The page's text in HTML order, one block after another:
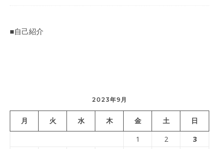
■自己紹介
2023年9月
月 火 水 木 金 土 日
1 2 3